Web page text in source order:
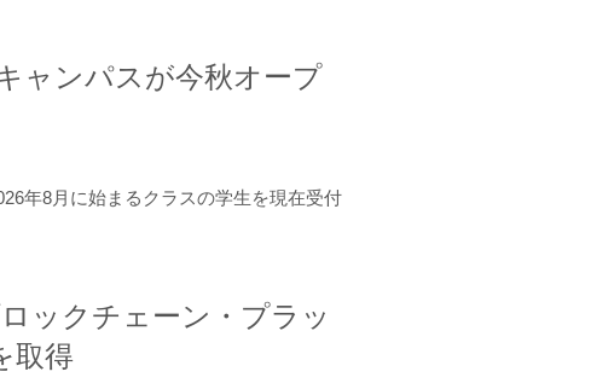
ャンパスが今秋オープ
年8月に始まるクラスの学生を現在受付
ックチェーン・プラッ
取得